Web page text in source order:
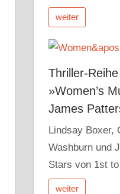
weiter
Thriller-
»Women’s
James
Lindsay Boxer,
Washburn und
Stars von 1st
weiter